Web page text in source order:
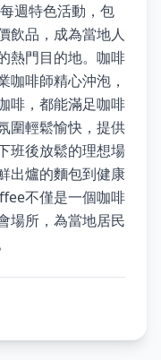
週特色活動，包
飲品，成為當地人
熱門目的地。咖啡
咖啡師精心沖泡，
啡，都能滿足咖啡
圍輕鬆愉快，提供
班後放鬆的理想場
出爐的麵包到健康
不僅是一個咖啡
場所，為當地居民